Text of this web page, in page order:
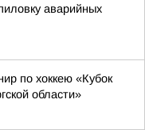
аварийных
по хоккею «Кубок
области»